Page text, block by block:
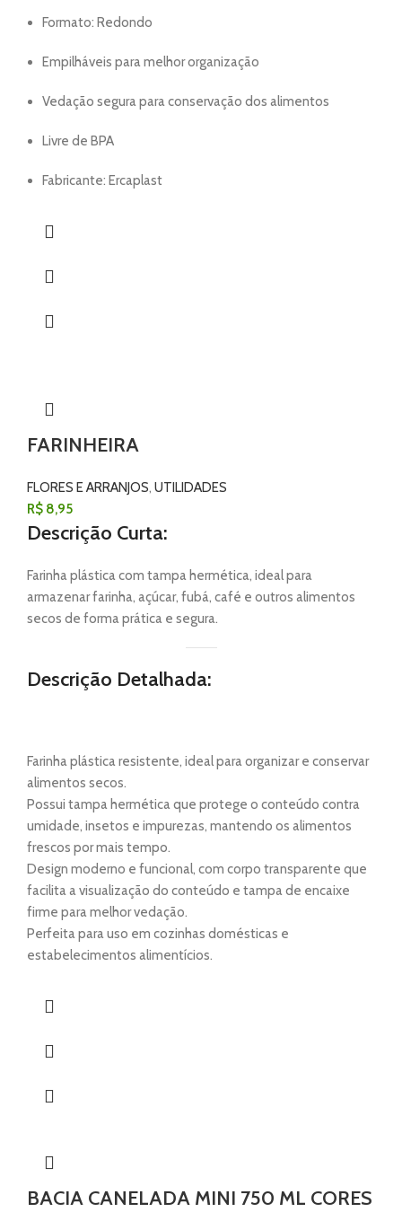
Formato: Redondo
Empilháveis para melhor organização
Vedação segura para conservação dos alimentos
Livre de BPA
Fabricante: Ercaplast
FARINHEIRA
FLORES E ARRANJOS, UTILIDADES
R$ 8,95
Descrição Curta:
Farinha plástica com tampa hermética, ideal para
armazenar farinha, açúcar, fubá, café e outros alimentos
secos de forma prática e segura.
Descrição Detalhada:
Farinha plástica resistente, ideal para organizar e conservar
alimentos secos.
Possui tampa hermética que protege o conteúdo contra
umidade, insetos e impurezas, mantendo os alimentos
frescos por mais tempo.
Design moderno e funcional, com corpo transparente que
facilita a visualização do conteúdo e tampa de encaixe
firme para melhor vedação.
Perfeita para uso em cozinhas domésticas e
estabelecimentos alimentícios.
BACIA CANELADA MINI 750 ML CORES